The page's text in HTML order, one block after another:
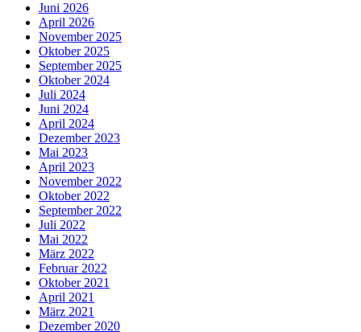
Juni 2026
April 2026
November 2025
Oktober 2025
September 2025
Oktober 2024
Juli 2024
Juni 2024
April 2024
Dezember 2023
Mai 2023
April 2023
November 2022
Oktober 2022
September 2022
Juli 2022
Mai 2022
März 2022
Februar 2022
Oktober 2021
April 2021
März 2021
Dezember 2020